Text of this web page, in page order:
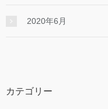
2020年6月
カテゴリー